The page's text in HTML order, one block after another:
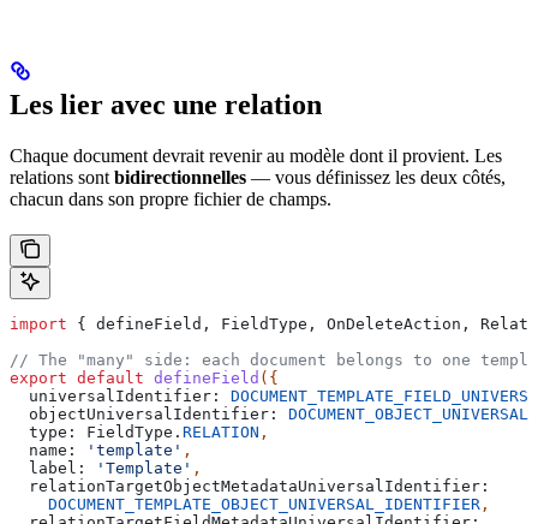
Les lier avec une relation
Chaque document devrait revenir au modèle dont il provient. Les
relations sont bidirectionnelles — vous définissez les deux côtés,
chacun dans son propre fichier de champs.
import { defineField , FieldType , OnDeleteAction ,
// The "many" side: each document belongs to one
export default defineField ({
  universalIdentifier:
  objectUniversalIdentifier:
  type:
FieldType . RELATION ,
  name:
'template' ,
  label:
'Template' ,
  relationTargetObjectMetadataUniversalIdentifier:
    DOCUMENT_TEMPLATE_OBJECT_UNIVERSAL_IDENTIFIER
,